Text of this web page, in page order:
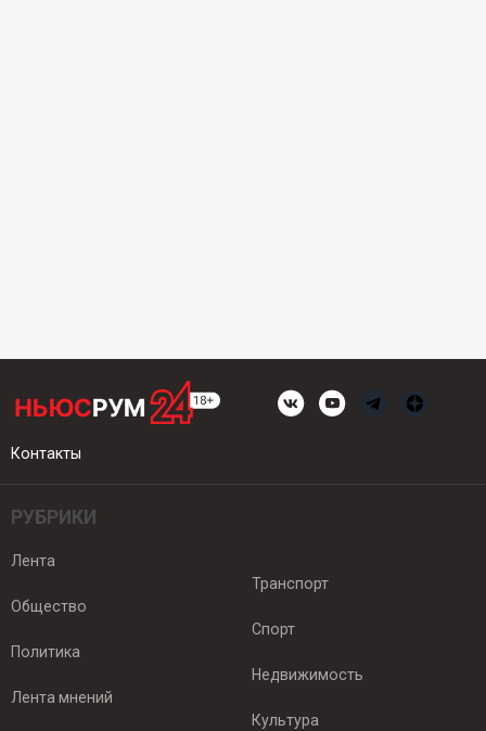
Контакты
РУБРИКИ
Лента
Общество
Политика
Лента мнений
Транспорт
Спорт
Недвижимость
Культура